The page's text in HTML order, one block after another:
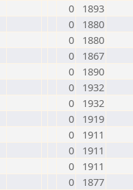
0
1893
0
1880
0
1880
0
1867
0
1890
0
1932
0
1932
0
1919
0
1911
0
1911
0
1911
0
1877